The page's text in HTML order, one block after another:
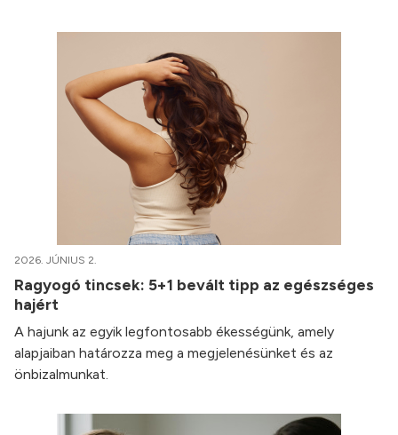
2026. JÚNIUS 2.
Ragyogó tincsek: 5+1 bevált tipp az egészséges
hajért
A hajunk az egyik legfontosabb ékességünk, amely
alapjaiban határozza meg a megjelenésünket és az
önbizalmunkat.